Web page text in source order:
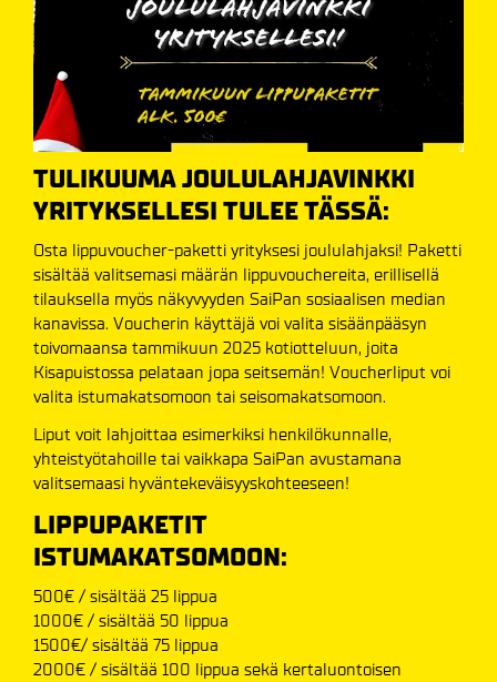
TULIKUUMA JOULULAHJAVINKKI
YRITYKSELLESI TULEE TÄSSÄ:
Osta lippuvoucher-paketti yrityksesi joululahjaksi! Paketti
sisältää valitsemasi määrän lippuvouchereita, erillisellä
tilauksella myös näkyvyyden SaiPan sosiaalisen median
kanavissa. Voucherin käyttäjä voi valita sisäänpääsyn
toivomaansa tammikuun 2025 kotiotteluun, joita
Kisapuistossa pelataan jopa seitsemän! Voucherliput voi
valita istumakatsomoon tai seisomakatsomoon.
Liput voit lahjoittaa esimerkiksi henkilökunnalle,
yhteistyötahoille tai vaikkapa SaiPan avustamana
valitsemaasi hyväntekeväisyyskohteeseen!
LIPPUPAKETIT
ISTUMAKATSOMOON:
500€ / sisältää 25 lippua
1000€ / sisältää 50 lippua
1500€/ sisältää 75 lippua
2000€ / sisältää 100 lippua sekä kertaluontoisen